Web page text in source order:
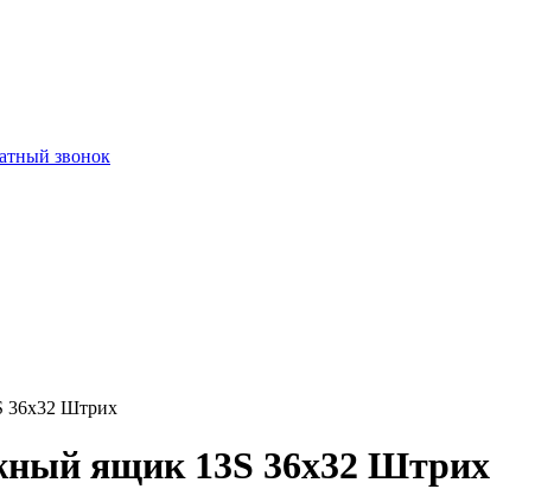
звонок
36x32 Штрих
ящик 13S 36x32 Штрих